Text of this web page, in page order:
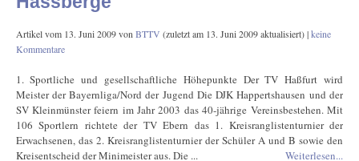
Artikel vom 13. Juni 2009von BTTV (zuletzt am 13. Juni 2009aktualisiert) |keine
Kommentare
1. Sportliche und gesellschaftliche Höhepunkte Der TV Haßfurt wird
Meister der Bayernliga/Nord der Jugend Die DJK Happertshausen und der
SV Kleinmünster feiern im Jahr 2003 das 40-jährige Vereinsbestehen. Mit
106 Sportlern richtete der TV Ebern das 1. Kreisranglistenturnier der
Erwachsenen, das 2. Kreisranglistenturnier der Schüler A und B sowie den
Kreisentscheid der Minimeister aus. Die ...
Weiterlesen...